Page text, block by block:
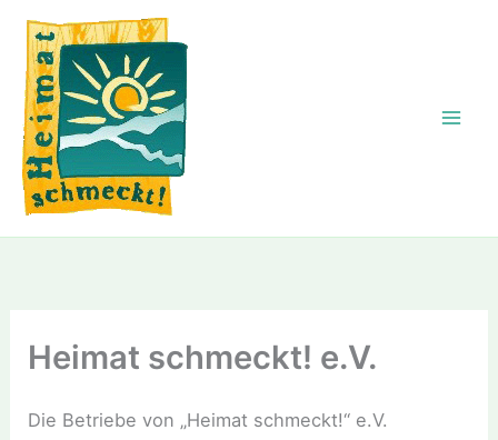
Inhalt
springen
Heimat schmeckt! e.V.
Die Betriebe von „Heimat schmeckt!“ e.V.